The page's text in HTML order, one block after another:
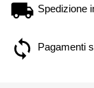
Spedizione
Pagamenti